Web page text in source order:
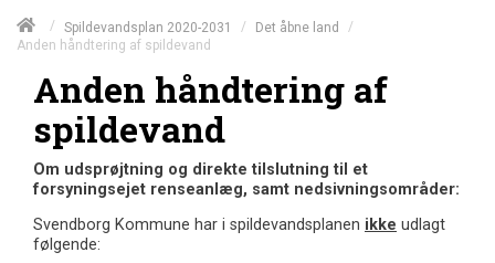
/ Spildevandsplan 2020-2031 / Det åbne land
/
Anden håndtering af spildevand
Anden håndtering af
spildevand
Om udsprøjtning og direkte tilslutning til et
forsyningsejet renseanlæg, samt nedsivningsområder:
Svendborg Kom­mune har i spildevandsplanen ikke udlagt
føl­gende: